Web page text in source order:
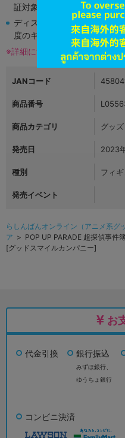
証対象外となります。
ディスク類の読み取り面の
度のキズがある場合がござい
※詳細につきましてはコチラ
JANコード
商品番号
商品カテゴリ グッズ
発売日 2023
種別 フィ
発売イベント
らしんばんオンライン（アニメ系グ
ア > POP UP PARADE 超探偵事件
[グッドスマイルカンパニー]
お
代金引換 銀行振込
みずほ銀行、
ゆうちょ銀行
コンビニ決済